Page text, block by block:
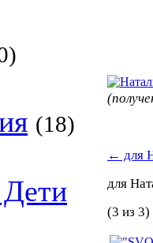
(18)
← для
для
(3 из 3)